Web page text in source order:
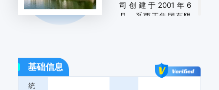
司创建于2001年6
月，系西王集团有限
注射葡萄糖原料生产
基地。公司年加工玉
基础信息
统